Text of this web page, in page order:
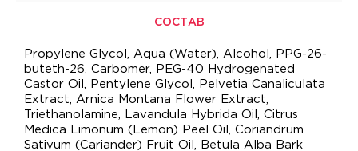
СОСТАВ
Propylene Glycol, Aqua (Water), Alcohol, PPG-26-
buteth-26, Carbomer, PEG-40 Hydrogenated
Castor Oil, Pentylene Glycol, Pelvetia Canaliculata
Extract, Arnica Montana Flower Extract,
Triethanolamine, Lavandula Hybrida Oil, Citrus
Medica Limonum (Lemon) Peel Oil, Coriandrum
Sativum (Cariander) Fruit Oil, Betula Alba Bark